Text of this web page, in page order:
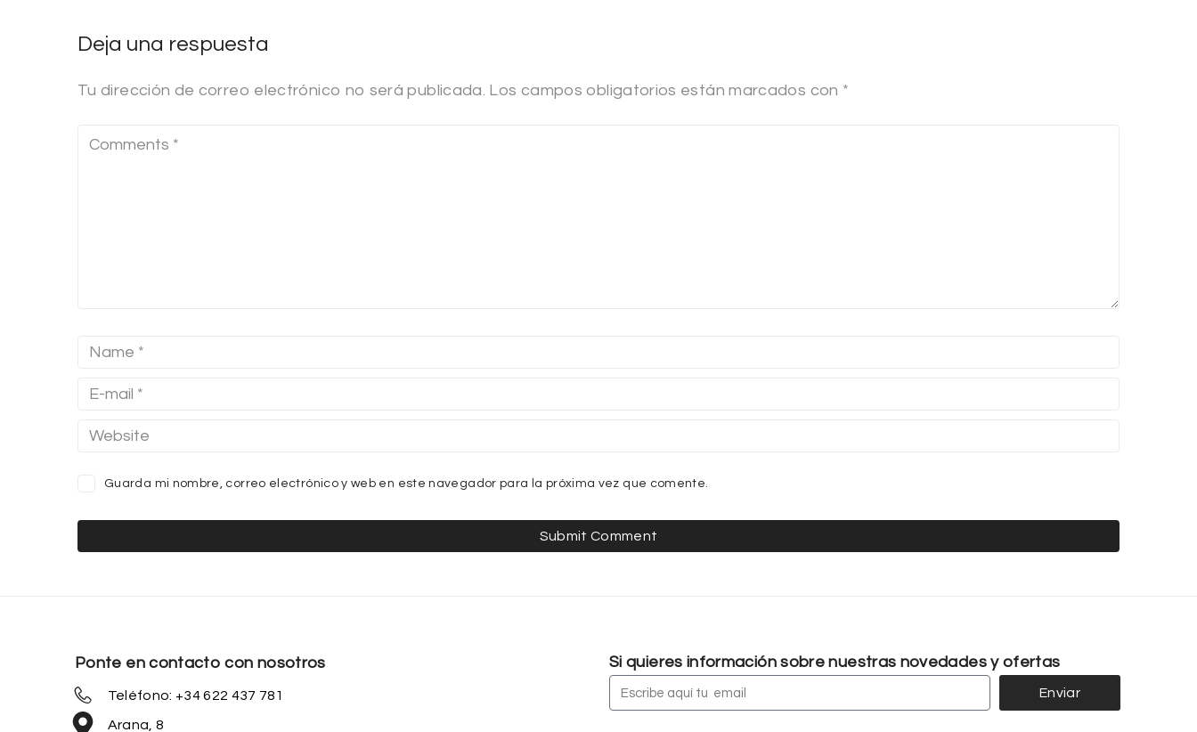
Deja una respuesta
Tu dirección de correo electrónico no será publicada. Los campos obligatorios están marcados con *
Guarda mi nombre, correo electrónico y web en este navegador para la próxima vez que comente.
Ponte en contacto con nosotros
Teléfono: +34 622 437 781
Arana, 8
Si quieres información sobre nuestras novedades y ofertas
Enviar